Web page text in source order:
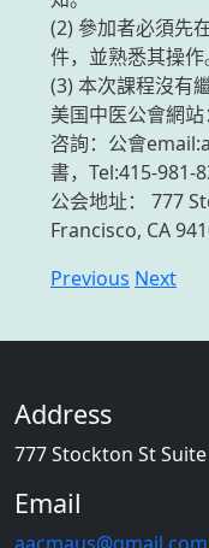
(2) 參加者必須先
件，並熟悉其操作
(3) 本次課程沒有
美国中医公會網
咨詢：公會
書，Tel:415-981-
公会地址： 777
Francisco, CA
Previous Next
Address
777 Stockton St
Email